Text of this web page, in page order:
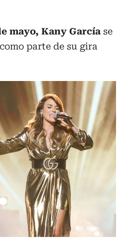
mayo, Kany García se
parte de su gira